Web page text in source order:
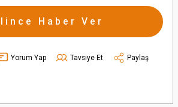
Haber Ver
Yorum Yap Tavsiye Et
Paylaş